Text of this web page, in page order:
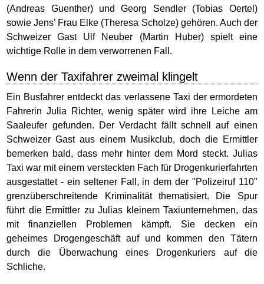
(Andreas Guenther) und Georg Sendler (Tobias Oertel)
sowie Jens’ Frau Elke (Theresa Scholze) gehören. Auch der
Schweizer Gast Ulf Neuber (Martin Huber) spielt eine
wichtige Rolle in dem verworrenen Fall.
Wenn der Taxifahrer zweimal klingelt
Ein Busfahrer entdeckt das verlassene Taxi der ermordeten
Fahrerin Julia Richter, wenig später wird ihre Leiche am
Saaleufer gefunden. Der Verdacht fällt schnell auf einen
Schweizer Gast aus einem Musikclub, doch die Ermittler
bemerken bald, dass mehr hinter dem Mord steckt. Julias
Taxi war mit einem versteckten Fach für Drogenkurierfahrten
ausgestattet - ein seltener Fall, in dem der "Polizeiruf 110"
grenzüberschreitende Kriminalität thematisiert. Die Spur
führt die Ermittler zu Julias kleinem Taxiunternehmen, das
mit finanziellen Problemen kämpft. Sie decken ein
geheimes Drogengeschäft auf und kommen den Tätern
durch die Überwachung eines Drogenkuriers auf die
Schliche.